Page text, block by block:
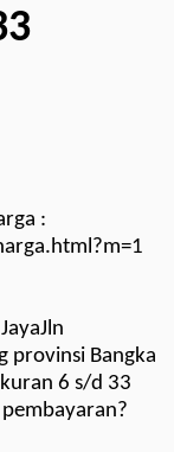
:
provinsi Bangka
6 s/d 33